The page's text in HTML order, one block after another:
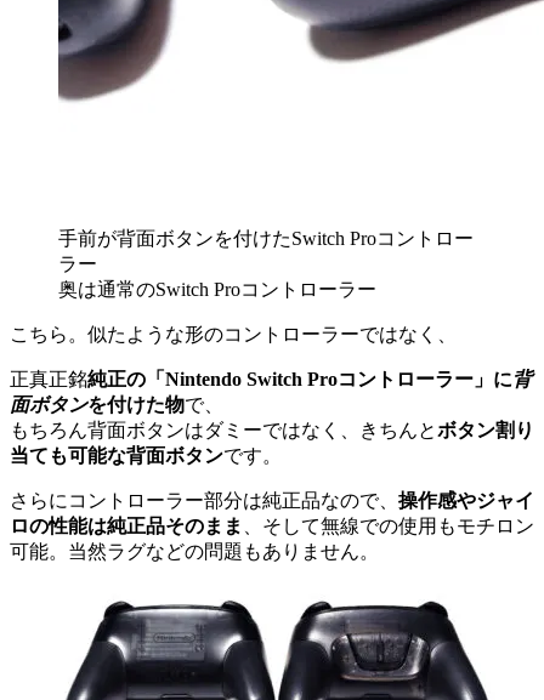
手前が背面ボタンを付けたSwitch Proコントロー
ラー
奥は通常のSwitch Proコントローラー
こちら。似たような形のコントローラーではなく、
正真正銘純正の「Nintendo Switch Proコントローラー」に背
面ボタンを付けた物で、
もちろん背面ボタンはダミーではなく、きちんとボタン割り
当ても可能な背面ボタンです。
さらにコントローラー部分は純正品なので、 操作感やジャイ
ロの性能は純正品そのまま
、そして無線での使用もモチロン
可能。当然ラグなどの問題もありません。